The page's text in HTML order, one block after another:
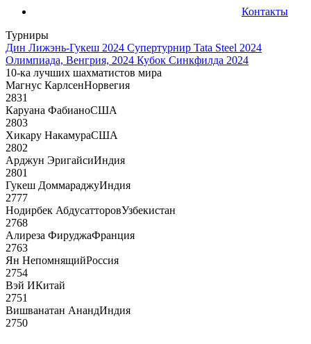
Контакты
Турниры
Дин Лижэнь-Гукеш 2024 Супертурнир Tata Steel 2024
Олимпиада, Венгрия, 2024 Кубок Синкфилда 2024
10-ка лучших шахматистов мира
Магнус КарлсенНорвегия
2831
Каруана ФабианоСША
2803
Хикару НакамураСША
2802
Арджун ЭригайсиИндия
2801
Гукеш ДоммараджуИндия
2777
Нодирбек АбдусатторовУзбекистан
2768
Алиреза ФируджаФранция
2763
Ян НепомнящийРоссия
2754
Вэй ИКитай
2751
Вишванатан АнандИндия
2750